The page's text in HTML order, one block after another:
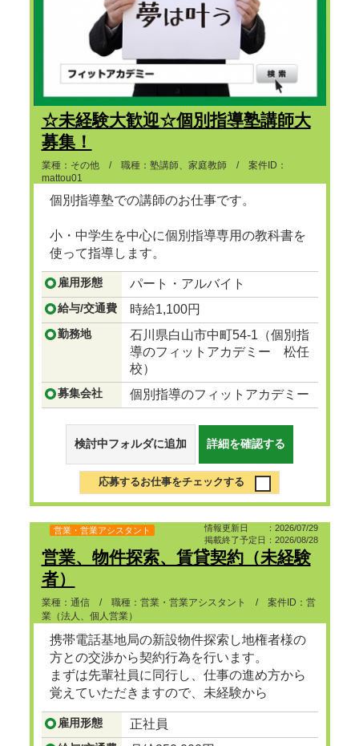
☆未経験大歓迎☆個別指導塾講師大
募集！
業種：その他 / 職種：塾講師、家庭教師 / 案件ID：
mattou01
個別指導塾での講師のお仕事です。
小・中学生を中心に個別指導専用の教科書を
使って指導します。
...つづきを見る
雇用形態 パート・アルバイト
給与/交通費 時給1,100円
勤務地
石川県白山市中町54-1（個別指
導のフィットアカデミー 松任
校）
募集会社 個別指導のフィットアカデミー
検討中フォルダに追加 詳細を確認する
応募するお仕事をチェックする
情報更新日 ：2026/07/29
掲載終了予定日：2026/08/28
営業・営業アシスタント
営業、物件探索、賃貸契約（未経験
者）
業種：通信 / 職種：営業・営業アシスタント / 案件ID：営
業（法人、個人営業）
携帯電話基地局の新設物件探索し地権者様の
方との交渉から契約行為を行います。
まずは先輩社員に同行し、仕事の進め方から
覚えていただきますので、未経験から
でも挑戦できる仕事です。コミュニケーショ
ン大好きな方大歓迎です。
雇用形態 正社員